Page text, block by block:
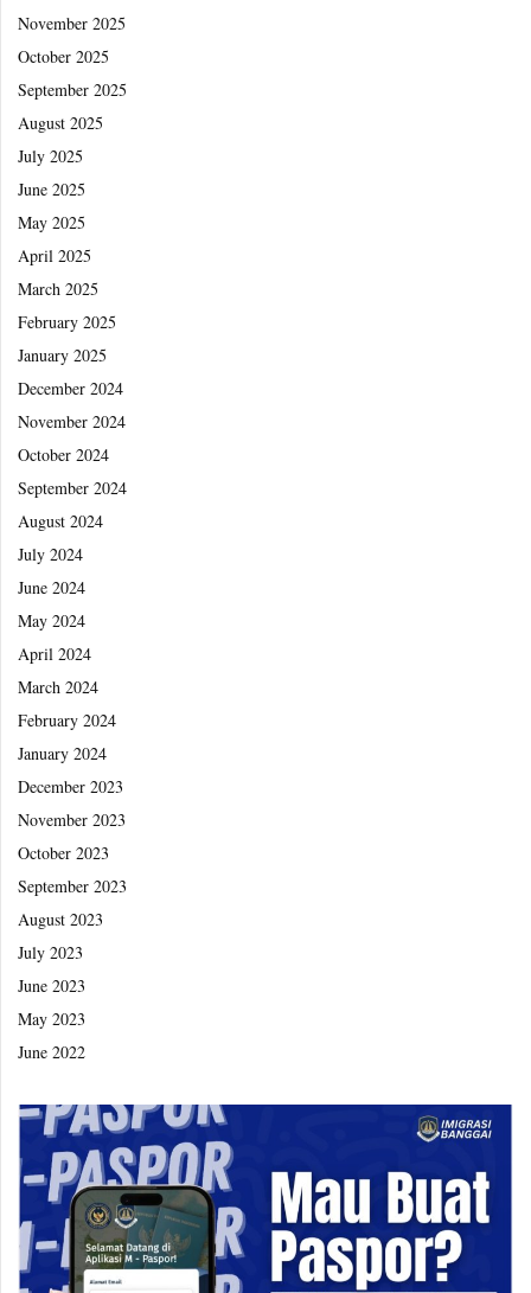
November 2025
October 2025
September 2025
August 2025
July 2025
June 2025
May 2025
April 2025
March 2025
February 2025
January 2025
December 2024
November 2024
October 2024
September 2024
August 2024
July 2024
June 2024
May 2024
April 2024
March 2024
February 2024
January 2024
December 2023
November 2023
October 2023
September 2023
August 2023
July 2023
June 2023
May 2023
June 2022